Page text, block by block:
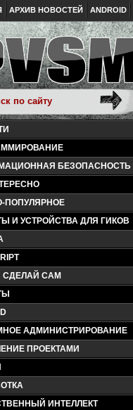
АРХИВ НОВОСТЕЙ ANDROID
БЕЗОПАСНОСТЬ
ПОПУЛЯРНОЕ
И УСТРОЙСТВА ДЛЯ ГИКОВ
СДЕЛАЙ САМ
АДМИНИСТРИРОВАНИЕ
ПРОЕКТАМИ
ИНТЕЛЛЕКТ